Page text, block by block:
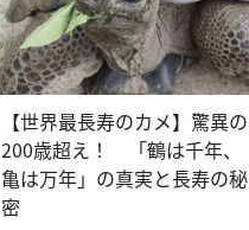
【世界最長寿のカメ】驚異の
200歳超え！ 「鶴は千年、
亀は万年」の真実と長寿の秘
密